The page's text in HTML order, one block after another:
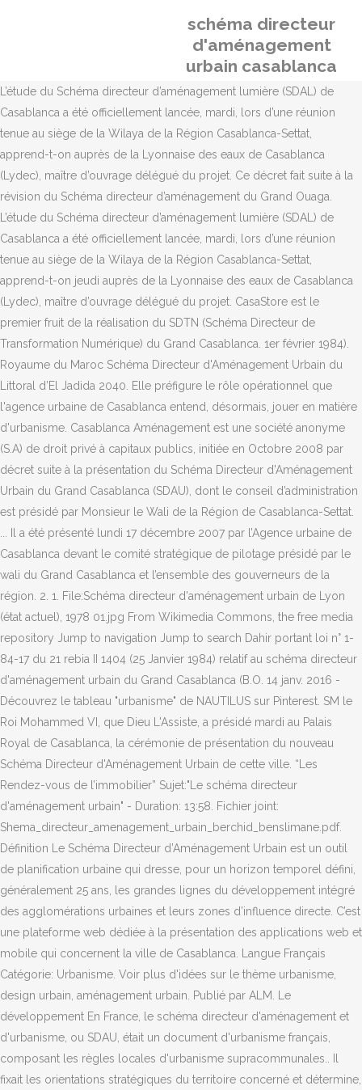
schéma directeur
d'aménagement
urbain casablanca
L’étude du Schéma directeur d’aménagement lumière (SDAL) de
Casablanca a été officiellement lancée, mardi, lors d’une réunion
tenue au siège de la Wilaya de la Région Casablanca-Settat,
apprend-t-on auprès de la Lyonnaise des eaux de Casablanca
(Lydec), maître d’ouvrage délégué du projet. Ce décret fait suite à la
révision du Schéma directeur d’aménagement du Grand Ouaga.
L’étude du Schéma directeur d’aménagement lumière (SDAL) de
Casablanca a été officiellement lancée, mardi, lors d’une réunion
tenue au siège de la Wilaya de la Région Casablanca-Settat,
apprend-t-on jeudi auprès de la Lyonnaise des eaux de Casablanca
(Lydec), maître d’ouvrage délégué du projet. CasaStore est le
premier fruit de la réalisation du SDTN (Schéma Directeur de
Transformation Numérique) du Grand Casablanca. 1er février 1984).
Royaume du Maroc Schéma Directeur d'Aménagement Urbain du
Littoral d’El Jadida 2040. Elle préfigure le rôle opérationnel que
l'agence urbaine de Casablanca entend, désormais, jouer en matière
d'urbanisme. Casablanca Aménagement est une société anonyme
(S.A) de droit privé à capitaux publics, initiée en Octobre 2008 par
décret suite à la présentation du Schéma Directeur d'Aménagement
Urbain du Grand Casablanca (SDAU), dont le conseil d’administration
est présidé par Monsieur le Wali de la Région de Casablanca-Settat.
... Il a été présenté lundi 17 décembre 2007 par l’Agence urbaine de
Casablanca devant le comité stratégique de pilotage présidé par le
wali du Grand Casablanca et l’ensemble des gouverneurs de la
région. 2. 1. File:Schéma directeur d'aménagement urbain de Lyon
(état actuel), 1978 01.jpg From Wikimedia Commons, the free media
repository Jump to navigation Jump to search Dahir portant loi n° 1-
84-17 du 21 rebia II 1404 (25 Janvier 1984) relatif au schéma directeur
d'aménagement urbain du Grand Casablanca (B.O. 14 janv. 2016 -
Découvrez le tableau "urbanisme" de NAUTILUS sur Pinterest. SM le
Roi Mohammed VI, que Dieu L'Assiste, a présidé mardi au Palais
Royal de Casablanca, la cérémonie de présentation du nouveau
Schéma Directeur d'Aménagement Urbain de cette ville. “Les
Rendez-vous de l’immobilier” Sujet:"Le schéma directeur
d'aménagement urbain" - Duration: 13:58. Fichier joint:
Shema_directeur_amenagement_urbain_berchid_benslimane.pdf.
Définition Le Schéma Directeur d’Aménagement Urbain est un outil
de planification urbaine qui dresse, pour un horizon temporel défini,
généralement 25 ans, les grandes lignes du développement intégré
des agglomérations urbaines et leurs zones d’influence directe. C’est
une plateforme web dédiée à la présentation des applications web et
mobile qui concernent la ville de Casablanca. Langue Français
Catégorie: Urbanisme. Voir plus d'idées sur le thème urbanisme,
design urbain, aménagement urbain. Publié par ALM. Le
développement En France, le schéma directeur d'aménagement et
d'urbanisme, ou SDAU, était un document d'urbanisme français,
composant les règles locales d'urbanisme supracommunales.. Il
fixait les orientations stratégiques du territoire concerné et détermine,